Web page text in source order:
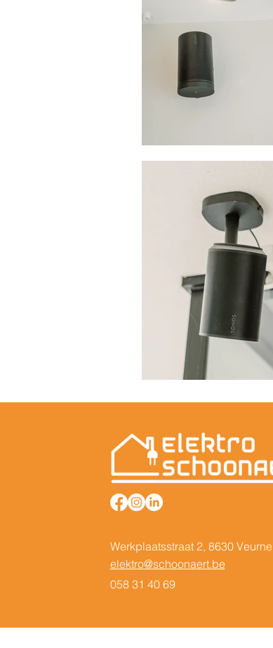
Werkplaatsstraat 2, 8630 Veurne
elektro@schoonaert.be
058 31 40 69